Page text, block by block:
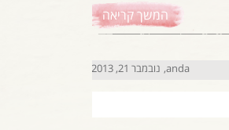
המשך קריאה
anda נובמבר 21, 2013